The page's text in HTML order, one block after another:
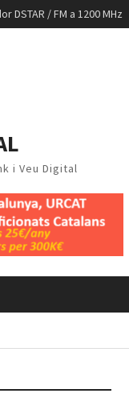
DSTAR / FM a 1200 MHz
IQ
i Veu Digital